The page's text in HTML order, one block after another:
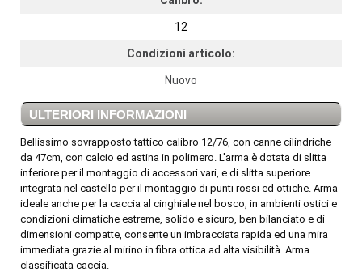
12
Condizioni articolo:
Nuovo
ULTERIORI INFORMAZIONI
Bellissimo sovrapposto tattico calibro 12/76, con canne cilindriche
da 47cm, con calcio ed astina in polimero. L'arma è dotata di slitta
inferiore per il montaggio di accessori vari, e di slitta superiore
integrata nel castello per il montaggio di punti rossi ed ottiche. Arma
ideale anche per la caccia al cinghiale nel bosco, in ambienti ostici e
condizioni climatiche estreme, solido e sicuro, ben bilanciato e di
dimensioni compatte, consente un imbracciata rapida ed una mira
immediata grazie al mirino in fibra ottica ad alta visibilità. Arma
classificata caccia.